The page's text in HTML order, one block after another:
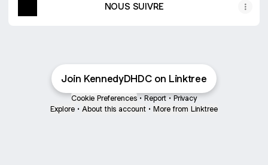
NOUS SUIVRE
Join KennedyDHDC on Linktree
Cookie Preferences • Report • Privacy
Explore • About this account • More from Linktree